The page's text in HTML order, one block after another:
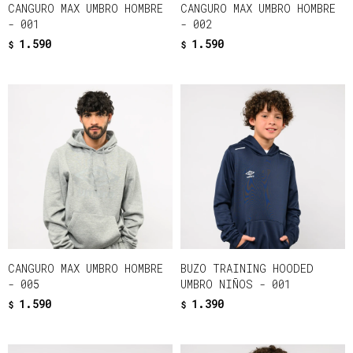
CANGURO MAX UMBRO HOMBRE
- 001
$ 1.590
CANGURO MAX UMBRO HOMBRE
- 002
$ 1.590
CANGURO MAX UMBRO HOMBRE
- 005
$ 1.590
BUZO TRAINING HOODED
UMBRO NIÑOS - 001
$ 1.390